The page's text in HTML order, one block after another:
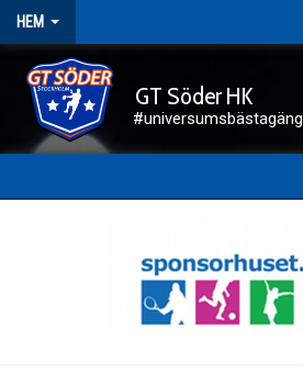
HEM
GT Söder HK
#universumsbästagäng